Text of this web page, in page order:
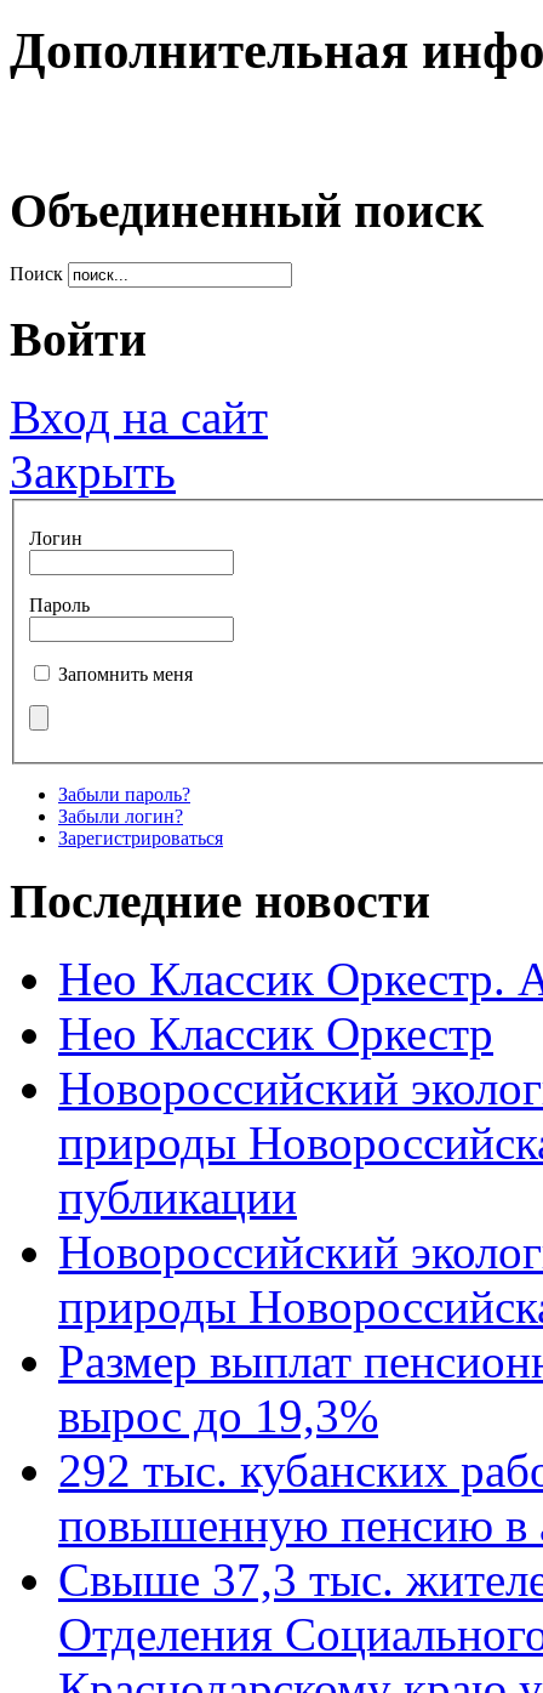
Дополнительная
Объединенный поиск
Поиск
Войти
Вход на сайт
Закрыть
Логин
Пароль
Запомнить меня
Забыли пароль?
Забыли логин?
Зарегистрироваться
Последние новости
Нео Классик Оркестр.
Нео Классик Оркестр
Новороссийский
природы
публикации
Новороссийский
природы
Размер выплат
вырос до 19,3%
292 тыс. кубанских
повышенную пенсию в
Свыше 37,3 тыс.
Отделения